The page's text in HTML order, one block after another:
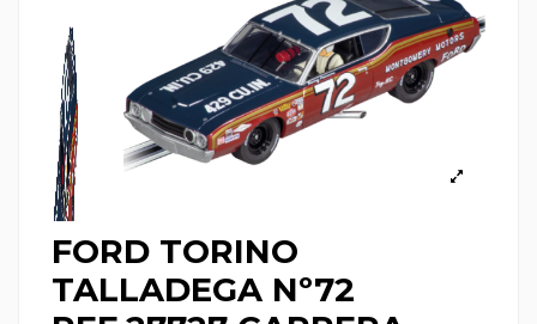
FORD TORINO
TALLADEGA Nº72